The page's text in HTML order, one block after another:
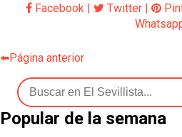
Facebook | Twitter |
⬅️Página anterior
Popular de la semana